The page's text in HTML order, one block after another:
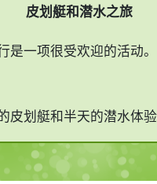
皮划艇和潜水之旅
是一项很受欢迎的活动。
皮划艇和半天的潜水体